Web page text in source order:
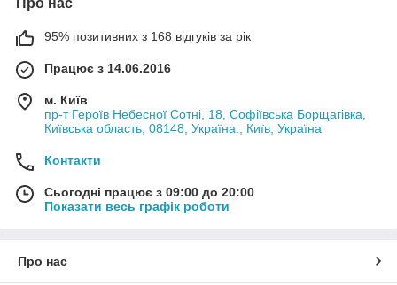
95% позитивних з 168 відгуків за рік
Працює з 14.06.2016
м. Київ
пр-т Героїв Небесної Сотні, 18, Софіївська Борщагівка,
Київська область, 08148, Україна., Київ, Україна
Контакти
Сьогодні працює з 09:00 до 20:00
Показати весь графік роботи
Про нас